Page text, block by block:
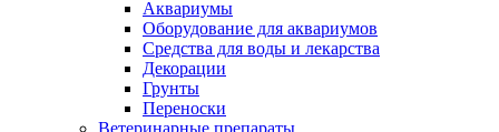
Аквариумы
Оборудование для аквариумов
Средства для воды и лекарства
Декорации
Грунты
Переноски
Ветеринарные препараты